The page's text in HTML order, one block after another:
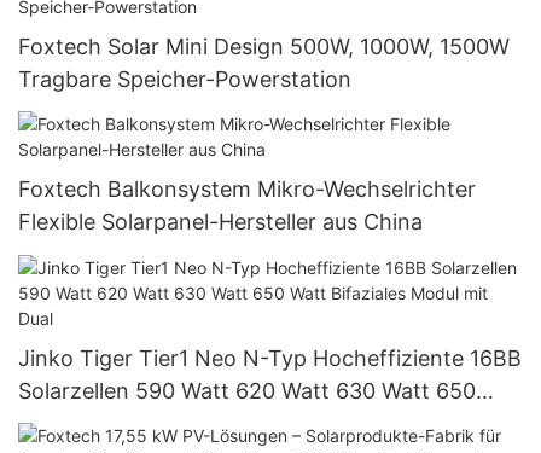
Foxtech Solar Mini Design 500W, 1000W, 1500W
Tragbare Speicher-Powerstation
Foxtech Balkonsystem Mikro-Wechselrichter
Flexible Solarpanel-Hersteller aus China
Jinko Tiger Tier1 Neo N-Typ Hocheffiziente 16BB
Solarzellen 590 Watt 620 Watt 630 Watt 650
Watt Bifaziales Modul mit Dual